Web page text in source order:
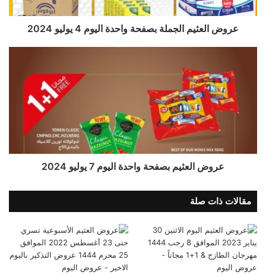
عروض العثيم الجملة بصفحة واحدة اليوم 4 يوليو 2024
عروض العثيم بصفحة واحدة اليوم 7 يوليو 2024
مقالات ذات صلة